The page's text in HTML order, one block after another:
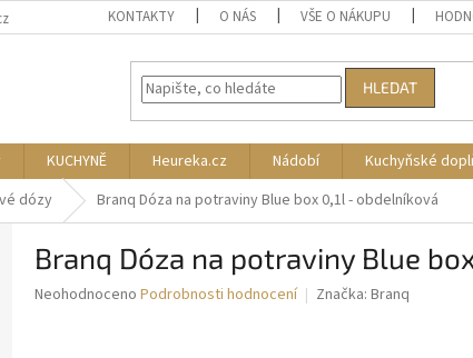
KONTAKTY O NÁS VŠE O NÁKUPU
HLEDAT
KUCHYNĚ Heureka.cz Nádobí Kuchyňské
dózy Branq Dóza na potraviny Blue box 0,1l - obdelníková
Branq Dóza na potraviny Blue
Průměrné
Neohodnoceno Podrobnosti hodnocení Značka: Branq